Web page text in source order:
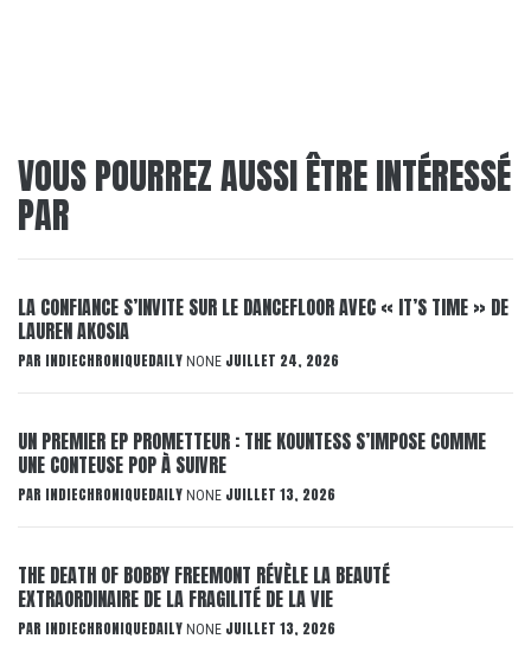
VOUS POURREZ AUSSI ÊTRE INTÉRESSÉ
PAR
LA CONFIANCE S’INVITE SUR LE DANCEFLOOR AVEC « IT’S TIME » DE
LAUREN AKOSIA
PAR INDIECHRONIQUEDAILY NONE JUILLET 24, 2026
UN PREMIER EP PROMETTEUR : THE KOUNTESS S’IMPOSE COMME
UNE CONTEUSE POP À SUIVRE
PAR INDIECHRONIQUEDAILY NONE JUILLET 13, 2026
THE DEATH OF BOBBY FREEMONT RÉVÈLE LA BEAUTÉ
EXTRAORDINAIRE DE LA FRAGILITÉ DE LA VIE
PAR INDIECHRONIQUEDAILY NONE JUILLET 13, 2026